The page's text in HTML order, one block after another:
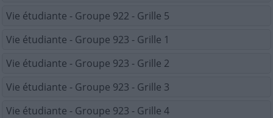
Vie étudiante - Groupe 922 - Grille 5
Vie étudiante - Groupe 923 - Grille 1
Vie étudiante - Groupe 923 - Grille 2
Vie étudiante - Groupe 923 - Grille 3
Vie étudiante - Groupe 923 - Grille 4